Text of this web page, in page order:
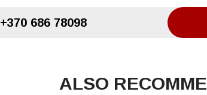
+370 686 78098
ALSO